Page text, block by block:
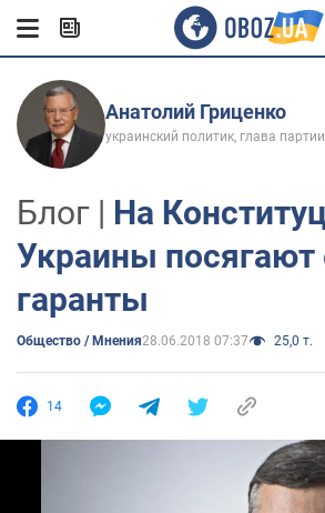
Анатолий Гриценко
украинский политик, глава
Блог | На
Украины
гаранты
Общество / Мнения28.06.2018 07:37 25,0 т.
14